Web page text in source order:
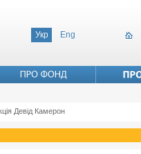
Укр Eng
Девід Камерон